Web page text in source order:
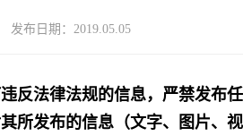
发布日期：2019.05.05
反法律法规的信息，严禁发布
所发布的信息（文字、图片、